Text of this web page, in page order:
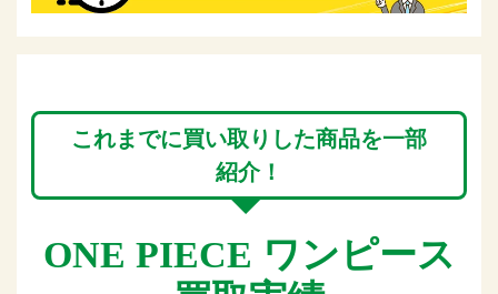
これまでに買い取りした商品を一部
紹介！
ONE PIECE ワンピース